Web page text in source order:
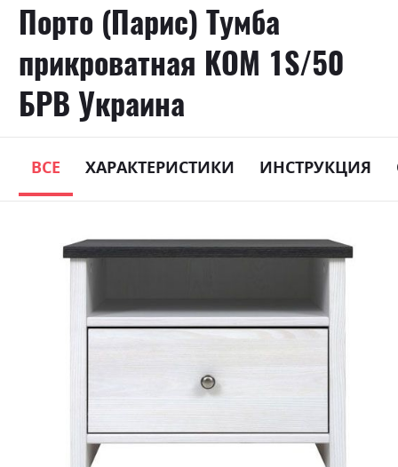
Порто (Парис) Тумба
прикроватная KOM 1S/50
БРВ Украина
ВСЕ ХАРАКТЕРИСТИКИ ИНСТРУКЦИЯ